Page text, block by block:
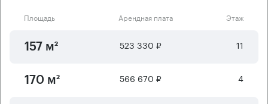
Площадь Арендная плата Этаж
157 м² 523 330 ₽ 11
170 м² 566 670 ₽ 4